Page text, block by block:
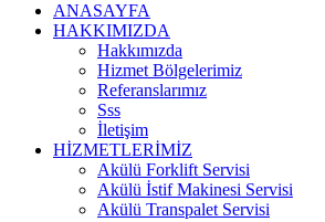
ANASAYFA
HAKKIMIZDA
Hakkımızda
Hizmet Bölgelerimiz
Referanslarımız
Sss
İletişim
HİZMETLERİMİZ
Akülü Forklift Servisi
Akülü İstif Makinesi Servisi
Akülü Transpalet Servisi